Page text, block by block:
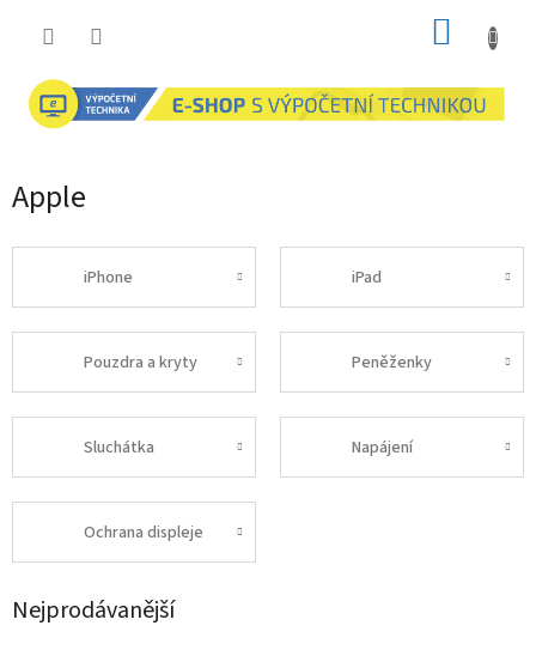
Apple
iPhone iPad
Pouzdra a kryty Peněženky
Sluchátka Napájení
Ochrana displeje
Nejprodávanější